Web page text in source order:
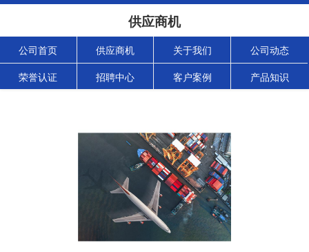
供应商机
公司首页 供应商机 关于我们 公司动态
荣誉认证 招聘中心 客户案例 产品知识